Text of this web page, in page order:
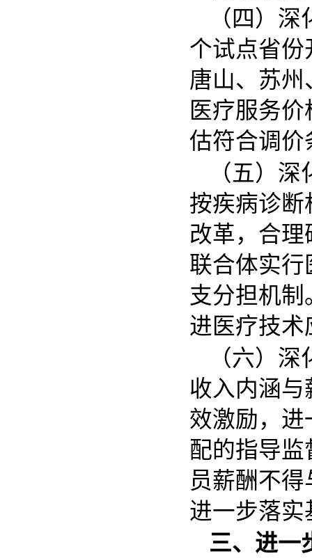
（四）
个试点省
唐山、苏
医疗服务
估符合调价
（五）
按疾病诊
改革，合
联合体实
支分担机
进医疗技
（六）
收入内涵
效激励，
配的指导
员薪酬不
进一步落
三、进一